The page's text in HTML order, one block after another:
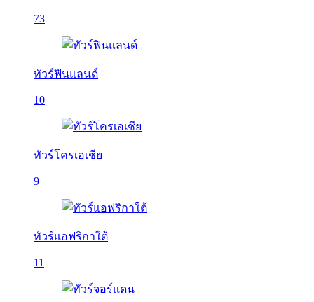
73
ทัวร์ฟินแลนด์
10
ทัวร์โครเอเชีย
9
ทัวร์แอฟริกาใต้
11